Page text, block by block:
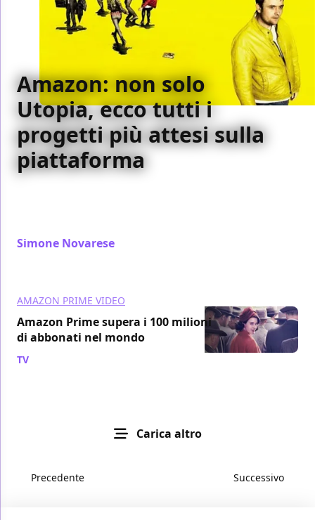
Amazon: non solo
Utopia, ecco tutti i
progetti più attesi sulla
piattaforma
Simone Novarese
AMAZON PRIME VIDEO
Amazon Prime supera i 100 milioni
di abbonati nel mondo
TV
Carica altro
Precedente Successivo